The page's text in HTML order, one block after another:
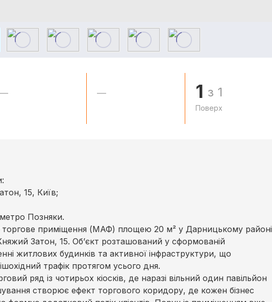
— 1 з 1
Поверх
15, Київ;
Позняки.
приміщення (МАФ) площею 20 м² у Дарницькому районі
Затон, 15. Об’єкт розташований у сформованій
житлових будинків та активної інфраструктури, що
трафік протягом усього дня.
ряд із чотирьох кіосків, де наразі вільний один павільйон
створює ефект торгового коридору, де кожен бізнес